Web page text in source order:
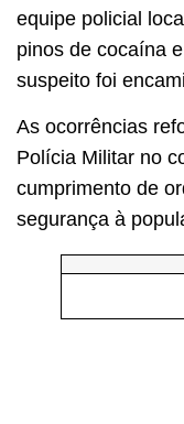
equipe policial
pinos de cocaína
suspeito foi
As ocorrências
Polícia Militar no
cumprimento de
segurança à